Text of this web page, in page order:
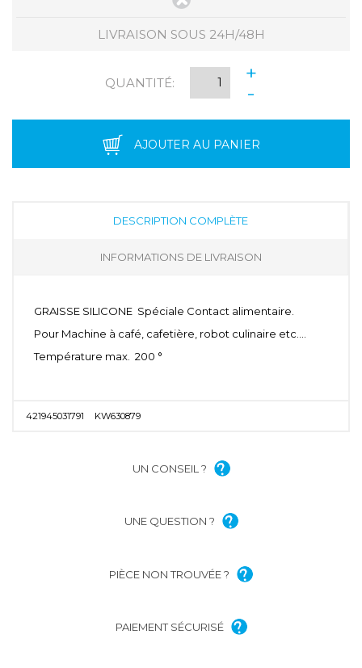
LIVRAISON SOUS 24H/48H
QUANTITÉ:
+
-
AJOUTER AU PANIER
DESCRIPTION COMPLÈTE
INFORMATIONS DE LIVRAISON
GRAISSE SILICONE Spéciale Contact alimentaire.
Pour Machine à café, cafetière, robot culinaire etc....
Température max. 200 °
421945031791 KW630879
UN CONSEIL ?
UNE QUESTION ?
PIÈCE NON TROUVÉE ?
PAIEMENT SÉCURISÉ